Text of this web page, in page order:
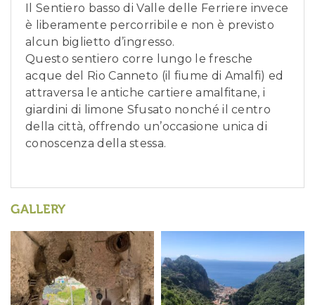
Il Sentiero basso di Valle delle Ferriere invece
è liberamente percorribile e non è previsto
alcun biglietto d’ingresso.
Questo sentiero corre lungo le fresche
acque del Rio Canneto (il fiume di Amalfi) ed
attraversa le antiche cartiere amalfitane, i
giardini di limone Sfusato nonché il centro
della città, offrendo un’occasione unica di
conoscenza della stessa.
GALLERY